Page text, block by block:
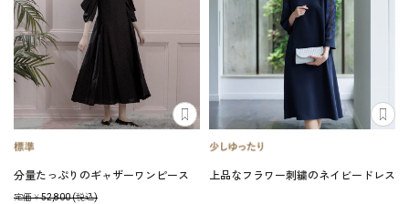
分量たっぷりのギャザーワンピース
定価￥52,800(税込)
上品なフラワー刺繍のネイビードレス